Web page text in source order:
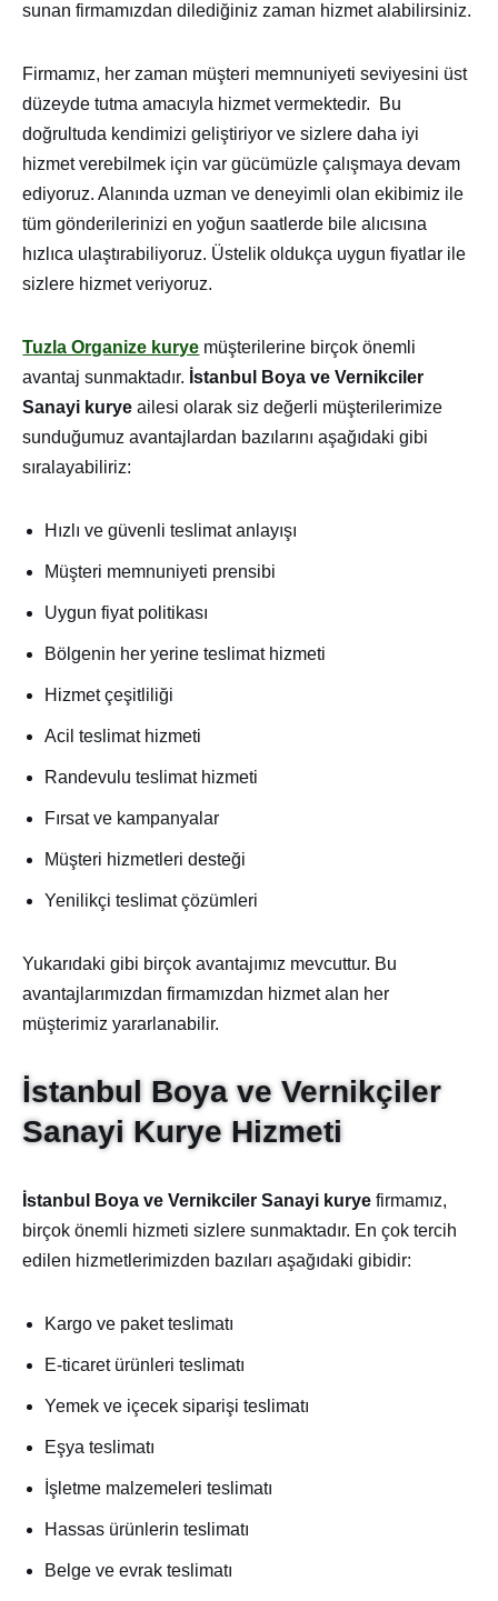
sunan firmamızdan dilediğiniz zaman hizmet alabilirsiniz.
Firmamız, her zaman müşteri memnuniyeti seviyesini üst
düzeyde tutma amacıyla hizmet vermektedir. Bu
doğrultuda kendimizi geliştiriyor ve sizlere daha iyi
hizmet verebilmek için var gücümüzle çalışmaya devam
ediyoruz. Alanında uzman ve deneyimli olan ekibimiz ile
tüm gönderilerinizi en yoğun saatlerde bile alıcısına
hızlıca ulaştırabiliyoruz. Üstelik oldukça uygun fiyatlar ile
sizlere hizmet veriyoruz.
Tuzla Organize kurye müşterilerine birçok önemli
avantaj sunmaktadır. İstanbul Boya ve Vernikciler
Sanayi kurye ailesi olarak siz değerli müşterilerimize
sunduğumuz avantajlardan bazılarını aşağıdaki gibi
sıralayabiliriz:
Hızlı ve güvenli teslimat anlayışı
Müşteri memnuniyeti prensibi
Uygun fiyat politikası
Bölgenin her yerine teslimat hizmeti
Hizmet çeşitliliği
Acil teslimat hizmeti
Randevulu teslimat hizmeti
Fırsat ve kampanyalar
Müşteri hizmetleri desteği
Yenilikçi teslimat çözümleri
Yukarıdaki gibi birçok avantajımız mevcuttur. Bu
avantajlarımızdan firmamızdan hizmet alan her
müşterimiz yararlanabilir.
İstanbul Boya ve Vernikçiler
Sanayi Kurye Hizmeti
İstanbul Boya ve Vernikciler Sanayi kuryefirmamız,
birçok önemli hizmeti sizlere sunmaktadır. En çok tercih
edilen hizmetlerimizden bazıları aşağıdaki gibidir:
Kargo ve paket teslimatı
E-ticaret ürünleri teslimatı
Yemek ve içecek siparişi teslimatı
Eşya teslimatı
İşletme malzemeleri teslimatı
Hassas ürünlerin teslimatı
Belge ve evrak teslimatı